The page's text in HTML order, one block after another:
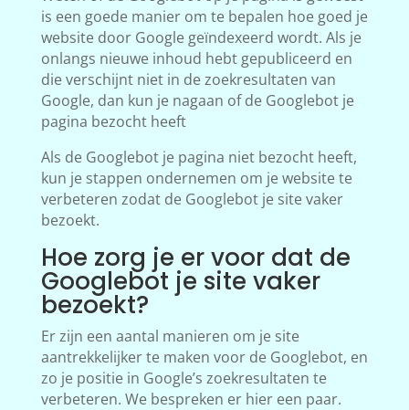
is een goede manier om te bepalen hoe goed je
website door Google geïndexeerd wordt. Als je
onlangs nieuwe inhoud hebt gepubliceerd en
die verschijnt niet in de zoekresultaten van
Google, dan kun je nagaan of de Googlebot je
pagina bezocht heeft
Als de Googlebot je pagina niet bezocht heeft,
kun je stappen ondernemen om je website te
verbeteren zodat de Googlebot je site vaker
bezoekt.
Hoe zorg je er voor dat de
Googlebot je site vaker
bezoekt?
Er zijn een aantal manieren om je site
aantrekkelijker te maken voor de Googlebot, en
zo je positie in Google’s zoekresultaten te
verbeteren. We bespreken er hier een paar.